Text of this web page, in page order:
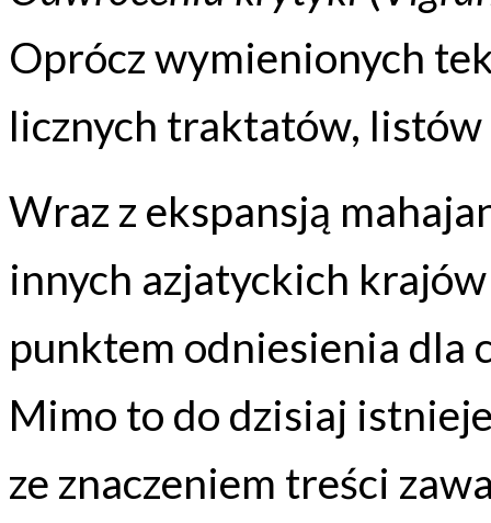
Oprócz wymienionych
licznych traktatów, listów
Wraz z ekspansją
innych azjatyckich
punktem odniesienia dla
Mimo to do dzisiaj
ze znaczeniem treści